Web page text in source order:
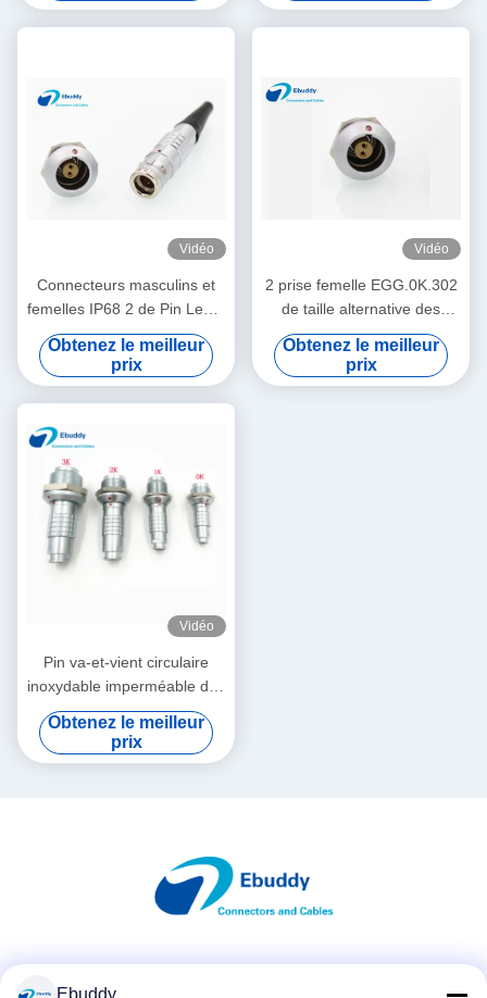
Vidéo
Connecteurs masculins et
femelles IP68 2 de Pin Lemo
de taille imperméable du
connecteur FGG 0K
Obtenez le meilleur
prix
Vidéo
2 prise femelle EGG.0K.302
de taille alternative des
OEUFS 0k de connecteur
circulaire de série de Pin
Lemo K
Obtenez le meilleur
prix
Vidéo
Pin va-et-vient circulaire
inoxydable imperméable des
publications périodiques 0k
1k 2k 3k 2-32 de Lemo K de
connecteur
Obtenez le meilleur
prix
Ebuddy